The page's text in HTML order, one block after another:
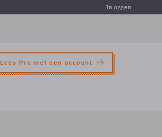
Inloggen
Lees Pro met een account